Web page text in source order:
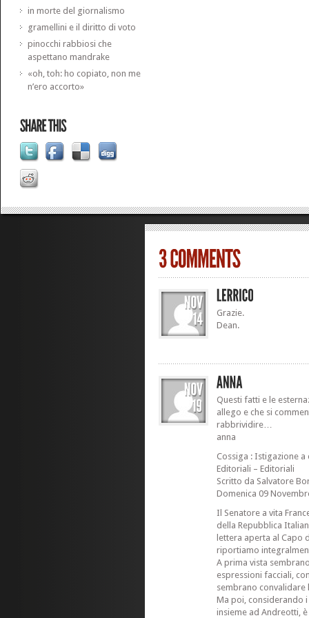
in morte del giornalismo
gramellini e il diritto di voto
pinocchi rabbiosi che
aspettano mandrake
«oh, toh: ho copiato, non me
n’ero accorto»
Grazie.
Dean.
Questi fatti e le
allego e che si
rabbrividire…
anna
Cossiga : Istigazione
Editoriali – Editoriali
Scritto da Salvatore
Domenica 09
Il Senatore a vita
della Repubblica
lettera aperta al Capo
riportiamo
A prima vista
espressioni facciali,
sembrano
Ma poi, considerando
insieme ad Andreotti,